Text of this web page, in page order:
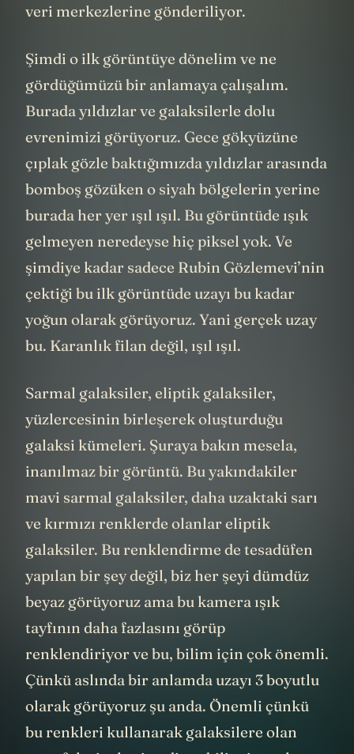
da ABD, İngiltere ve Fransa gibi yerlerdeki
Şimdi o ilk görüntüye dönelim ve ne
gördüğümüzü bir anlamaya çalışalım.
Burada yıldızlar ve galaksilerle dolu
evrenimizi görüyoruz. Gece gökyüzüne
çıplak gözle baktığımızda yıldızlar arasında
bomboş gözüken o siyah bölgelerin yerine
burada her yer ışıl ışıl. Bu görüntüde ışık
gelmeyen neredeyse hiç piksel yok. Ve
şimdiye kadar sadece Rubin Gözlemevi’nin
çektiği bu ilk görüntüde uzayı bu kadar
yoğun olarak görüyoruz. Yani gerçek uzay
Sarmal galaksiler, eliptik galaksiler,
yüzlercesinin birleşerek oluşturduğu
galaksi kümeleri. Şuraya bakın mesela,
inanılmaz bir görüntü. Bu yakındakiler
mavi sarmal galaksiler, daha uzaktaki sarı
ve kırmızı renklerde olanlar eliptik
galaksiler. Bu renklendirme de tesadüfen
yapılan bir şey değil, biz her şeyi dümdüz
beyaz görüyoruz ama bu kamera ışık
tayfının daha fazlasını görüp
renklendiriyor ve bu, bilim için çok önemli.
Çünkü aslında bir anlamda uzayı 3 boyutlu
olarak görüyoruz şu anda. Önemli çünkü